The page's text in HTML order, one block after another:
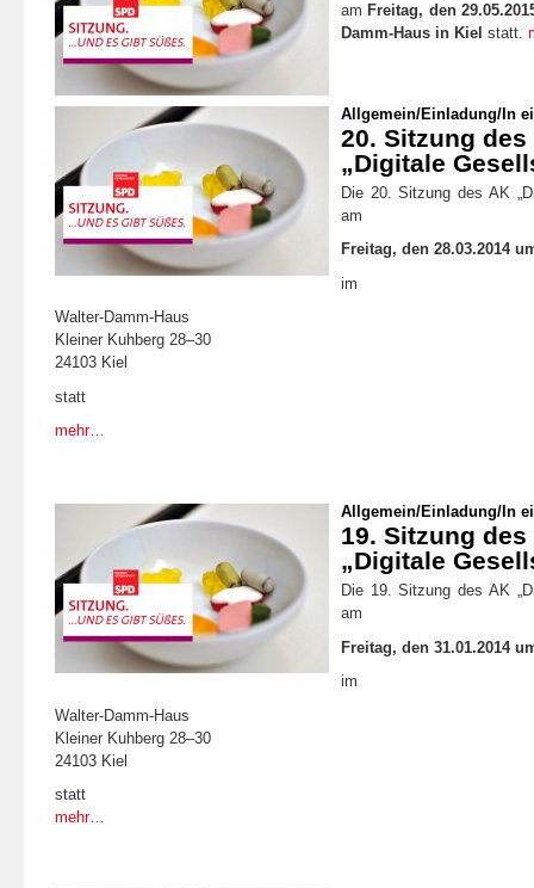
amFreitag, den
Damm-Haus in Kiel statt.
Allgemein/Einladung/In
20. Sitzung
„Digitale
Die 20. Sitzung des AK
am
Freitag, den 28.03.2014
im
Walter-Damm-Haus
Kleiner Kuhberg 28–30
24103 Kiel
statt
mehr…
Allgemein/Einladung/ In
19. Sitzung
„Digitale
Die 19. Sitzung des AK
am
Freitag, den 31.01.2014
im
Walter-Damm-Haus
Kleiner Kuhberg 28–30
24103 Kiel
statt
mehr…